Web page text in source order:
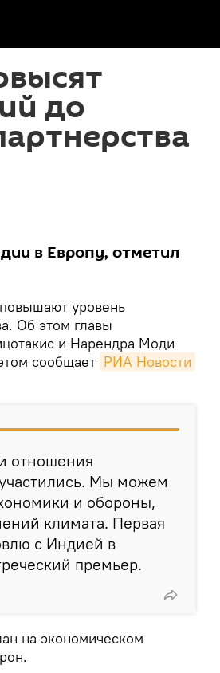
до
в Европу, отметил
уровень
Об этом главы
и Нарендра Моди
сообщает РИА Новости
отношения
Мы можем
и обороны,
климата. Первая
с Индией в
премьер.
на экономическом